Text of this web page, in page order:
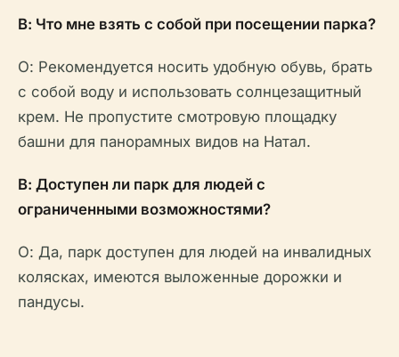
В: Что мне взять с собой при посещении парка?
О: Рекомендуется носить удобную обувь, брать
с собой воду и использовать солнцезащитный
крем. Не пропустите смотровую площадку
башни для панорамных видов на Натал.
В: Доступен ли парк для людей с
ограниченными возможностями?
О: Да, парк доступен для людей на инвалидных
колясках, имеются выложенные дорожки и
пандусы.